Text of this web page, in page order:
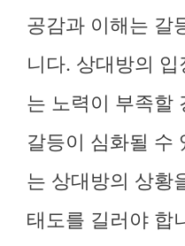
공감과 이해는 갈
니다. 상대방의
는 노력이 부족할
갈등이 심화될 수
는 상대방의 상황
태도를 길러야 합